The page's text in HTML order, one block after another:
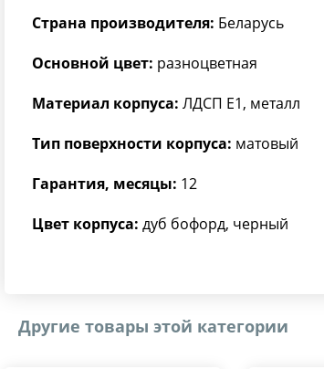
Страна производителя: Беларусь
Основной цвет: разноцветная
Материал корпуса: ЛДСП Е1, металл
Тип поверхности корпуса: матовый
Гарантия, месяцы: 12
Цвет корпуса: дуб бофорд, черный
Другие товары этой категории